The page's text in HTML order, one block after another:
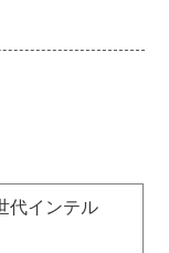
代インテル